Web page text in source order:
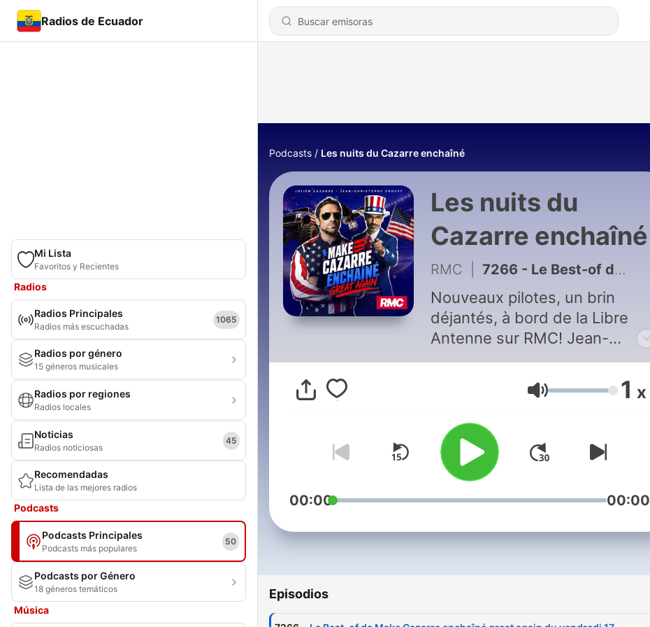
Radios de Ecuador
Mi Lista
Favoritos y Recientes
Radios
Radios Principales
Radios más escuchadas
1065
Radios por género
15 géneros musicales
Radios por regiones
Radios locales
Noticias
Radios noticiosas
45
Recomendadas
Lista de las mejores radios
Podcasts
Podcasts Principales
Podcasts más populares
50
Podcasts por Género
18 géneros temáticos
Música
Podcasts Les nuits du Cazarre enchaîné
Les nuits du
Cazarre enchaîné
RMC 7266 - Le Best-of de Make Cazarre enchaîné great again du vendredi 17 juillet 2026 – Partie 1
Nouveaux pilotes, un brin
déjantés, à bord de la Libre
Antenne sur RMC! Jean-
Christophe Drouet et Julien
Cazarre prennent le relais.
Après les grands matchs,
quand la lumière reste allumée
pour les vrais passionnés,
place à la Libre Antenne : un
espace à part, entre passion,
humour et dérision, débats
second degré. Un rendez-
l'on parle foot bien sûr, mais
imitations et grands moments
Volumen 1 x
00:00 00:00
Episodios